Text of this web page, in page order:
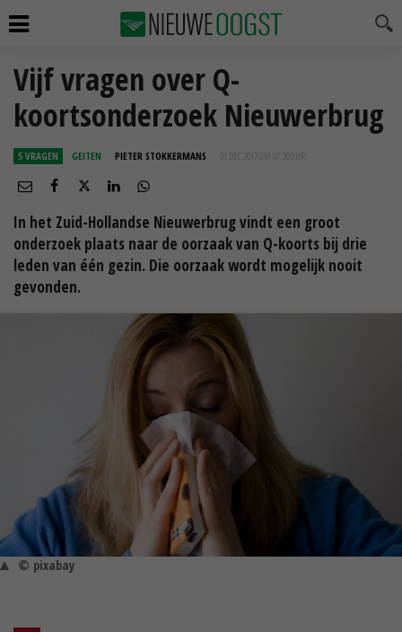
Vijf vragen over Q-
koortsonderzoek Nieuwerbrug
5 VRAGEN GEITEN PIETER STOKKERMANS 01 DEC 2017 OM 07:20
In het Zuid-Hollandse Nieuwerbrug vindt een groot
onderzoek plaats naar de oorzaak van Q-koorts bij drie
leden van één gezin. Die oorzaak wordt mogelijk nooit
gevonden.
© pixabay